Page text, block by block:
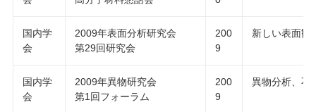
国内学
会
2009年表面分析研究会
第29回研究会
200
9
新しい表面観
国内学
会
2009年異物研究会
第1回フォーラム
200
9
異物分析、不